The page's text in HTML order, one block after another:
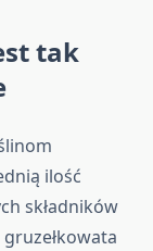
tak
ilość
składników